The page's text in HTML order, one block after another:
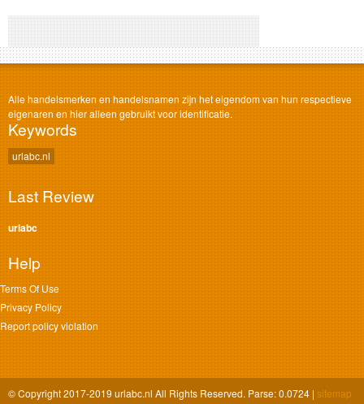
Alle handelsmerken en handelsnamen zijn het eigendom van hun respectieve
eigenaren en hier alleen gebruikt voor identificatie.
Keywords
urlabc.nl
Last Review
urlabc
Help
Terms Of Use
Privacy Policy
Report policy violation
© Copyright 2017-2019 urlabc.nl All Rights Reserved. Parse: 0.0724 | sitemap